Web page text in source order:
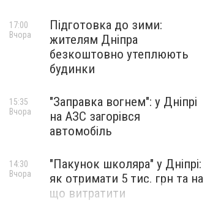
Підготовка до зими:
жителям Дніпра
безкоштовно утеплюють
будинки
17:00
Вчора
"Заправка вогнем": у Дніпрі
на АЗС загорівся
автомобіль
15:35
Вчора
"Пакунок школяра" у Дніпрі:
як отримати 5 тис. грн та на
що витратити
14:30
Вчора